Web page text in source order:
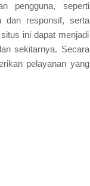
pengguna, seperti
dan responsif, serta
ini dapat menjadi
sekitarnya. Secara
pelayanan yang